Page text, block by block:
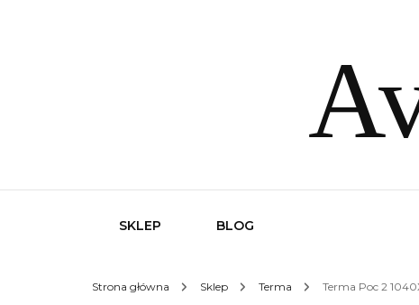
SKLEP BLOG
Strona główna Sklep Terma Terma Poc 2